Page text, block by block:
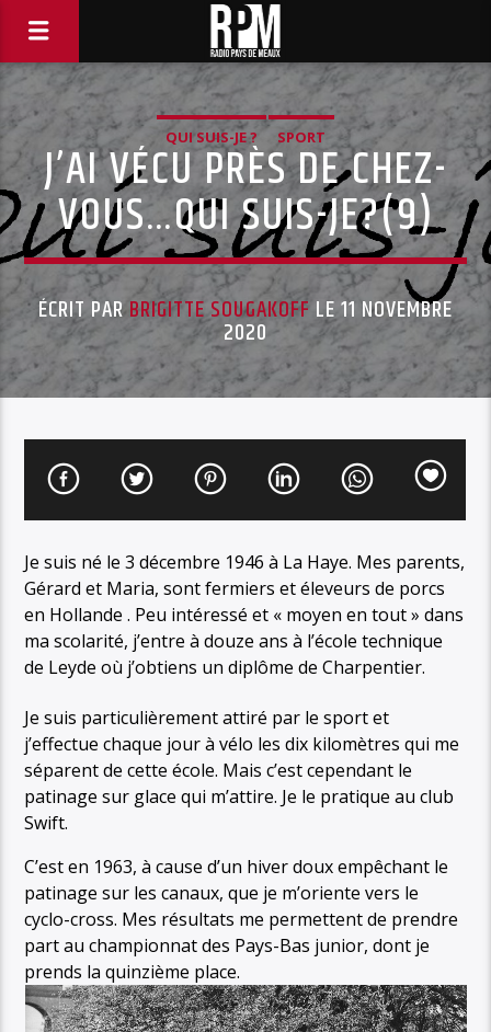
QUI SUIS-JE ? SPORT
J’AI VÉCU PRÈS DE CHEZ-
VOUS…QUI SUIS-JE?(9)
ÉCRIT PARBRIGITTE SOUGAKOFF LE 11 NOVEMBRE
2020
Je suis né le 3 décembre 1946 à La Haye. Mes parents,
Gérard et Maria, sont fermiers et éleveurs de porcs
en Hollande . Peu intéressé et « moyen en tout » dans
ma scolarité, j’entre à douze ans à l’école technique
de Leyde où j’obtiens un diplôme de Charpentier.
Je suis particulièrement attiré par le sport et
j’effectue chaque jour à vélo les dix kilomètres qui me
séparent de cette école. Mais c’est cependant le
patinage sur glace qui m’attire. Je le pratique au club
Swift.
C’est en 1963, à cause d’un hiver doux empêchant le
patinage sur les canaux, que je m’oriente vers le
cyclo-cross. Mes résultats me permettent de prendre
part au championnat des Pays-Bas junior, dont je
prends la quinzième place.